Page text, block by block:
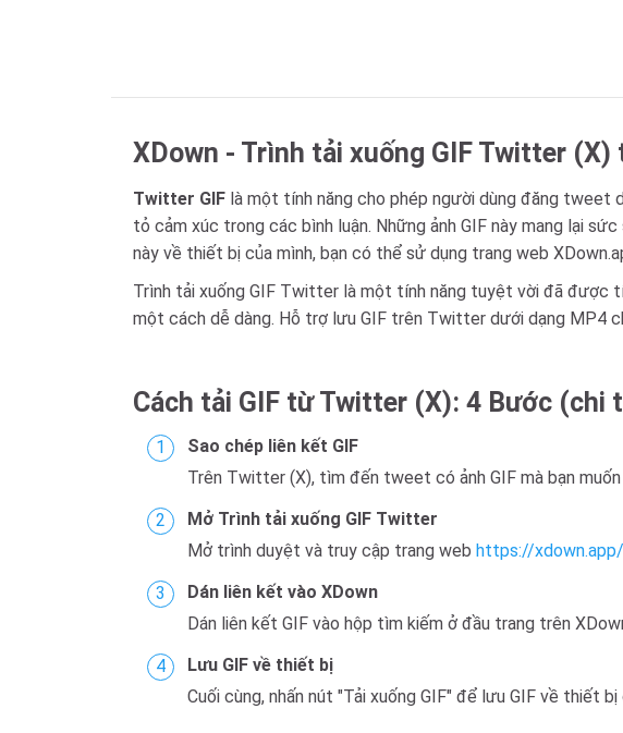
XDown - Trình tải xuống GIF Twitter
Twitter GIF là một tính năng cho phép người dùng đăng tweet
tỏ cảm xúc trong các bình luận. Những ảnh GIF này mang lại
này về thiết bị của mình, bạn có thể sử dụng trang web
Trình tải xuống GIF Twitter là một tính năng tuyệt vời đã được
một cách dễ dàng. Hỗ trợ lưu GIF trên Twitter dưới dạng MP4
Cách tải GIF từ Twitter (X): 4 Bước (chi
Sao chép liên kết GIF
Trên Twitter (X), tìm đến tweet có ảnh GIF mà bạn
Mở Trình tải xuống GIF Twitter
Mở trình duyệt và truy cập trang web https://
Dán liên kết vào XDown
Dán liên kết GIF vào hộp tìm kiếm ở đầu trang trên
Lưu GIF về thiết bị
Cuối cùng, nhấn nút "Tải xuống GIF" để lưu GIF về thiết